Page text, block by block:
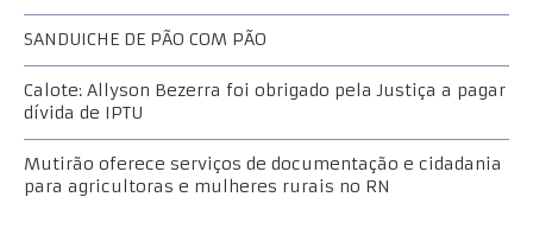
SANDUICHE DE PÃO COM PÃO
Calote: Allyson Bezerra foi obrigado pela Justiça a pagar
dívida de IPTU
Mutirão oferece serviços de documentação e cidadania
para agricultoras e mulheres rurais no RN